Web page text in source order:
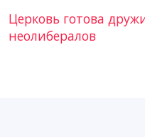
Церковь готова
неолибералов